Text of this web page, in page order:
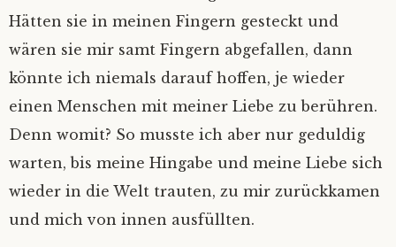
Hätten sie in meinen Fingern gesteckt und
wären sie mir samt Fingern abgefallen, dann
könnte ich niemals darauf hoffen, je wieder
einen Menschen mit meiner Liebe zu berühren.
Denn womit? So musste ich aber nur geduldig
warten, bis meine Hingabe und meine Liebe sich
wieder in die Welt trauten, zu mir zurückkamen
und mich von innen ausfüllten.